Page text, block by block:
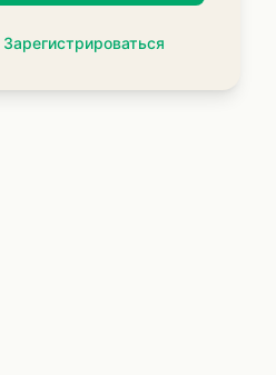
Зарегистрироваться